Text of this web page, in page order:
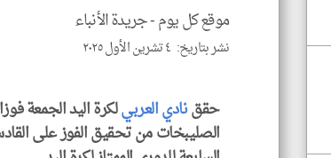
موقع كل يوم -جريدة الأنباء
نشر بتاريخ: ٤ تشرين الأول ٢٠٢٥
حققنادي العربي